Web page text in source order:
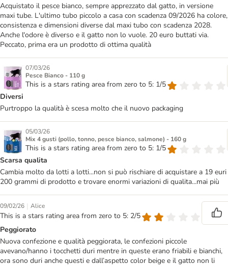
Acquistato il pesce bianco, sempre apprezzato dal gatto, in versione
maxi tube. L'ultimo tubo piccolo a casa con scadenza 09/2026 ha colore,
consistenza e dimensioni diverse dal maxi tubo con scadenza 2028.
Anche l'odore è diverso e il gatto non lo vuole. 20 euro buttati via.
Peccato, prima era un prodotto di ottima qualità
07/03/26
Pesce Bianco - 110 g
This is a stars rating area from zero to 5: 1/5
Diversi
Purtroppo la qualità è scesa molto che il nuovo packaging
05/03/26
Mix 4 gusti (pollo, tonno, pesce bianco, salmone) - 160 g
This is a stars rating area from zero to 5: 1/5
Scarsa qualita
Cambia molto da lotti a lotti...non si può rischiare di acquistare a 19 euri
200 grammi di prodotto e trovare enormi variazioni di qualita...mai più
09/02/26 | Alice
This is a stars rating area from zero to 5: 2/5
Peggiorato
Nuova confezione e qualità peggiorata, le confezioni piccole
avevano/hanno i tocchetti duri mentre in queste erano friabili e bianchi,
ora sono duri anche questi e dall’aspetto color beige e il gatto non li